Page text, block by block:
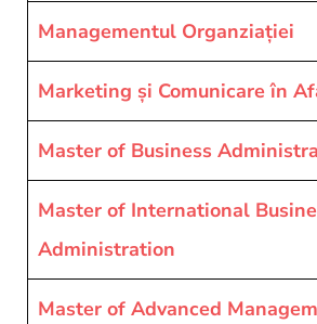
Managementul Organziației
Marketing și Comunicare în
Master of Business
Master of International
Administration
Master of Advanced